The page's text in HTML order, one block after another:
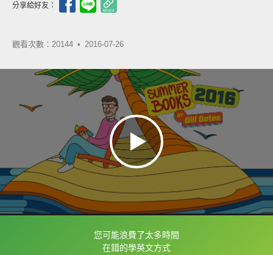
分享給好友：
觀看次數：20144 • 2016-07-26
您可能浪費了太多時間
在錯的學英文方式
框選或點兩下字幕可以直接查字典喔！